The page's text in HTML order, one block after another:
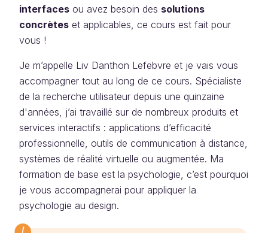
interfaces ou avez besoin des solutions
concrètes et applicables, ce cours est fait pour
vous !
Je m’appelle Liv Danthon Lefebvre et je vais vous
accompagner tout au long de ce cours. Spécialiste
de la recherche utilisateur depuis une quinzaine
d'années, j’ai travaillé sur de nombreux produits et
services interactifs : applications d’efficacité
professionnelle, outils de communication à distance,
systèmes de réalité virtuelle ou augmentée. Ma
formation de base est la psychologie, c’est pourquoi
je vous accompagnerai pour appliquer la
psychologie au design.